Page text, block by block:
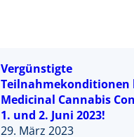
Vergünstigte
Teilnahmekonditionen
Medicinal Cannabis
1. und 2. Juni 2023!
29. März 2023